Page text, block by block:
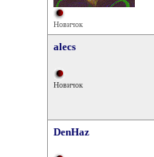
Новичок
alecs
Новичок
DenHaz